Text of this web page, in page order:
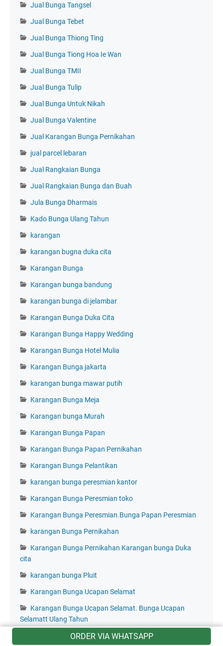
ORDER VIA WHATSAPP
Jual Bunga Tangsel
Jual Bunga Tebet
Jual Bunga Thiong Ting
Jual Bunga Tiong Hoa Ie Wan
Jual Bunga TMII
Jual Bunga Tulip
Jual Bunga Untuk Nikah
Jual Bunga Valentine
Jual Karangan Bunga Pernikahan
jual parcel lebaran
Jual Rangkaian Bunga
Jual Rangkaian Bunga dan Buah
Jula Bunga Dharmais
Kado Bunga Ulang Tahun
karangan
karangan bugna duka cita
Karangan Bunga
Karangan bunga bandung
karangan bunga di jelambar
Karangan Bunga Duka Cita
Karangan Bunga Happy Wedding
Karangan Bunga Hotel Mulia
Karangan Bunga jakarta
karangan bunga mawar putih
Karangan Bunga Meja
Karangan bunga Murah
Karangan Bunga Papan
Karangan Bunga Papan Pernikahan
Karangan Bunga Pelantikan
karangan bunga peresmian kantor
Karangan Bunga Peresmian toko
Karangan Bunga Peresmian.Bunga Papan Peresmian
karangan Bunga Pernikahan
Karangan Bunga Pernikahan Karangan bunga Duka
cita
karangan bunga Pluit
Karangan Bunga Ucapan Selamat
Karangan Bunga Ucapan Selamat. Bunga Ucapan
Selamatt Ulang Tahun
Karangan Bunga Ucapan Simpati